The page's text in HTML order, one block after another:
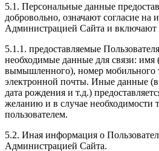
5.1. Персональные данные
добровольно, означают согласие на
Администрацией Сайта и включают
5.1.1. предоставляемые
необходимые данные для связи: имя
вымышленного), номер мобильного
электронной почты. Иные данные (в
дата рождения и т.д.)
желанию и в случае необходимости
пользователем.
5.2. Иная информация о
Администрацией Сайта.